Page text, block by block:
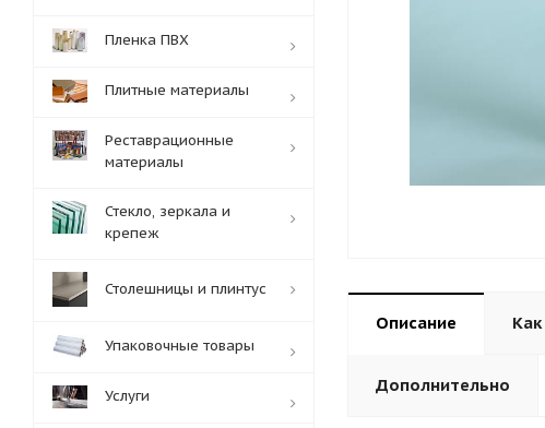
Описание
Дополнительно
Пленка ПВХ
Плитные материалы
Реставрационные
материалы
Стекло, зеркала и
крепеж
Столешницы и плинтус
Упаковочные товары
Услуги